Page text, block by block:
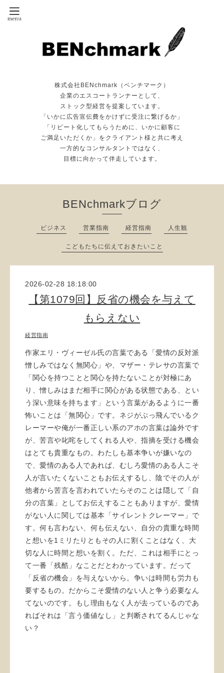
株式会社BENchmark（ベンチマーク）
企業のエスコートランナーとして、
ストック型経営を提案しています。
「いかに広告宣伝費をかけずに受注に繋げるか」
「リピート化してもらうために、いかに顧客に
ご満足いただくか」をクライアント様と共に考え
一方的なコンサルタントではなく、
目標に向かって伴走しています。
BENchmarkブログ
ビジネス 営業指南 経営指南 人生観
こどもたちに伝えておきたいこと
2026-02-28 18:18:00
【第1079回】反省の機会を与えて
もらえない
経営指南
作家エリ・ヴィーゼル氏の言葉である「愛情の反対派
憎しみではなく無関心」や、マザー・テレサの言葉で
「関心を持つことと関心を持たないことが対極にあ
り、憎しみはまだ相手に関心がある状態である、とい
う深い意味を持ちます」という言葉があるように一番
怖いことは「無関心」です。ネジがぶっ飛んでいるク
レーマーや俺が一番正しい系のアホの言葉は論外です
が、苦言や叱咤をしてくれる人や、指摘を受ける機会
はとても貴重なもの。わたしも基本争いが嫌いなの
で、愛情のある人であれば、むしろ愛情のある人こそ
人が言いたくないこともお伝えするし、陰でその人が
他者から苦言を言われていたらそのことは隠して「自
分の言葉」としてお伝えすることもありますが、愛情
がない人に関しては基本「サイレントクレーマー」で
す。何も言わない、何も伝えない、自分の貴重な時間
と想いを1ミリたりともその人に割くことはなく、大
切な人に時間と想いを割く。ただ、これは相手にとっ
て一番「残酷」なことだとわかっています。だって
「反省の機会」を与えないから。争いは時間も労力も
要するもの。だからこそ愛情のない人と争う必要なん
てないのです。もし理由もなく人が去っているのであ
ればそれは「言う価値なし」と判断されてるんじゃな
い？